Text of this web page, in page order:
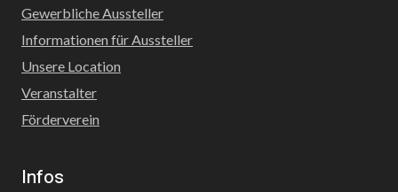
Gewerbliche Aussteller
Informationen für Aussteller
Unsere Location
Veranstalter
Förderverein
Infos